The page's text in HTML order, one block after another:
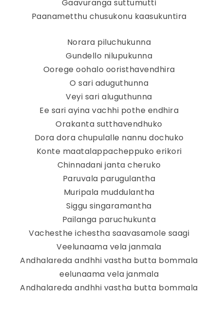
Gaavuranga suttumutti
Paanametthu chusukonu kaasukuntira
Norara piluchukunna
Gundello nilupukunna
Oorege oohalo ooristhavendhira
O sari aduguthunna
Veyi sari aluguthunna
Ee sari ayina vachhi pothe endhira
Orakanta sutthavendhuko
Dora dora chupulalle nannu dochuko
Konte maatalappacheppuko erikori
Chinnadani janta cheruko
Paruvala parugulantha
Muripala muddulantha
Siggu singaramantha
Pailanga paruchukunta
Vachesthe ichestha saavasamole saagi
Veelunaama vela janmala
Andhalareda andhhi vastha butta bommala
eelunaama vela janmala
Andhalareda andhhi vastha butta bommala